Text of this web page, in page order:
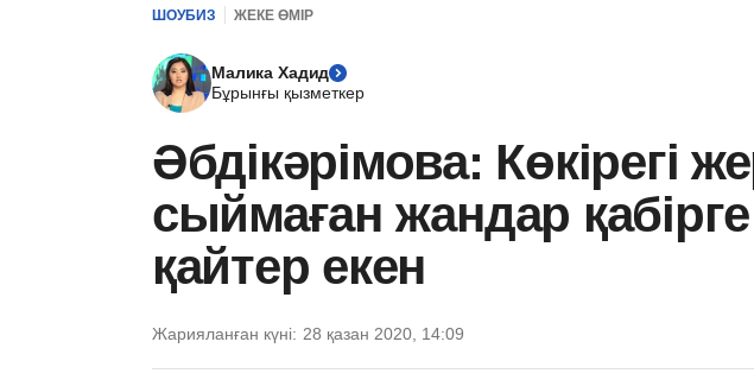
ШОУБИЗ ЖЕКЕ ӨМІР
Малика Хадид
Бұрынғы қызметкер
Әбдікәрімова: Көкірегі
сыймаған жандар
қайтер екен
Жарияланған күні: 28 қазан 2020, 14:09